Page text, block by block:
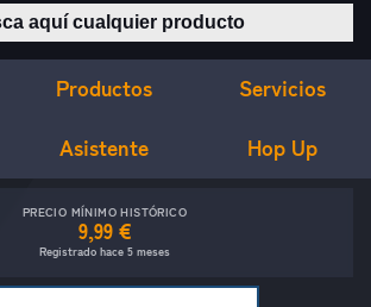
Buscar productos
Productos Servicios
Asistente Hop Up
PRECIO MÍNIMO HISTÓRICO
9,99 €
Registrado hace 5 meses